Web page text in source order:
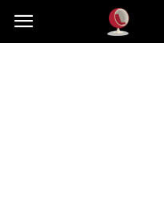
Dekoteria.pl